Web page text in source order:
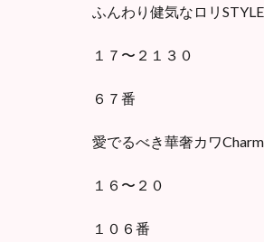
ふんわり健気なロリSTYLE
１７〜２１３０
６７番
愛でるべき華奢カワ
１６〜２０
１０６番